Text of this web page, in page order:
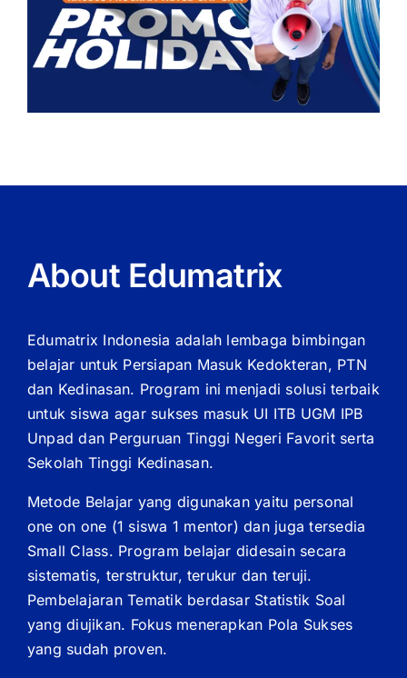
About Edumatrix
Edumatrix Indonesia adalah lembaga bimbingan
belajar untuk Persiapan Masuk Kedokteran, PTN
dan Kedinasan. Program ini menjadi solusi terbaik
untuk siswa agar sukses masuk UI ITB UGM IPB
Unpad dan Perguruan Tinggi Negeri Favorit serta
Sekolah Tinggi Kedinasan.
Metode Belajar yang digunakan yaitu personal
one on one (1 siswa 1 mentor) dan juga tersedia
Small Class. Program belajar didesain secara
sistematis, terstruktur, terukur dan teruji.
Pembelajaran Tematik berdasar Statistik Soal
yang diujikan. Fokus menerapkan Pola Sukses
yang sudah proven.